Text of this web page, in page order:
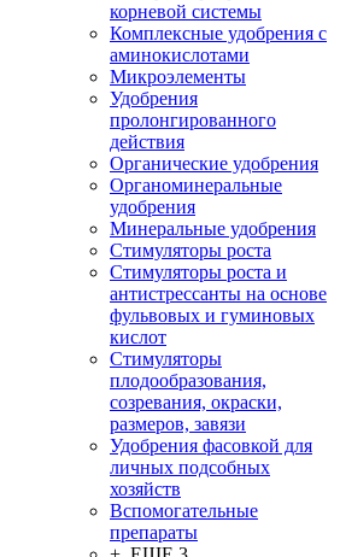
корневой системы
Комплексные удобрения с
аминокислотами
Микроэлементы
Удобрения
пролонгированного
действия
Органические удобрения
Органоминеральные
удобрения
Минеральные удобрения
Стимуляторы роста
Стимуляторы роста и
антистрессанты на основе
фульвовых и гуминовых
кислот
Стимуляторы
плодообразования,
созревания, окраски,
размеров, завязи
Удобрения фасовкой для
личных подсобных
хозяйств
Вспомогательные
препараты